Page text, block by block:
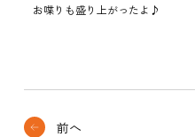
お喋りも盛り上がったよ♪
前へ